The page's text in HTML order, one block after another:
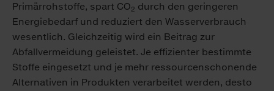
Primärrohstoffe, spart CO2 durch den geringeren
Energiebedarf und reduziert den Wasserverbrauch
wesentlich. Gleichzeitig wird ein Beitrag zur
Abfallvermeidung geleistet. Je effizienter bestimmte
Stoffe eingesetzt und je mehr ressourcenschonende
Alternativen in Produkten verarbeitet werden, desto